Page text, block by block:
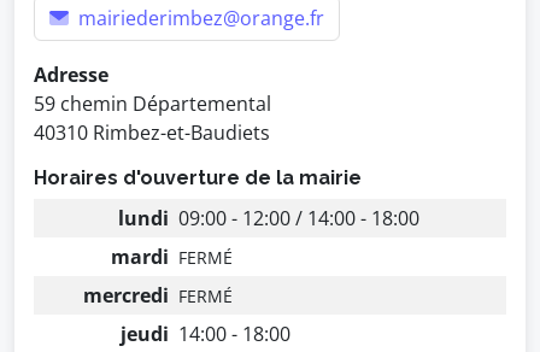
mairiederimbez@orange.fr
Adresse
59 chemin Départemental
40310 Rimbez-et-Baudiets
Horaires d'ouverture de la mairie
lundi 09:00 - 12:00 / 14:00 - 18:00
mardi FERMÉ
mercredi FERMÉ
jeudi 14:00 - 18:00